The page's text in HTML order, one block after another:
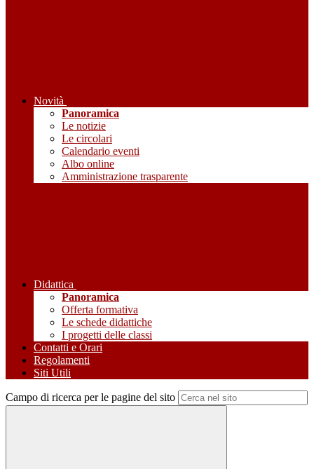
Novità
Panoramica
Le notizie
Le circolari
Calendario eventi
Albo online
Amministrazione trasparente
Didattica
Panoramica
Offerta formativa
Le schede didattiche
I progetti delle classi
Contatti e Orari
Regolamenti
Siti Utili
Campo di ricerca per le pagine del sito